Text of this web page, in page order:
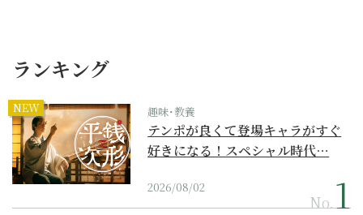
ランキング
NEW 趣味･教養
テンポが良くて登場キャラがすぐ
好きになる！スペシャル時代…
2026/08/02
No.